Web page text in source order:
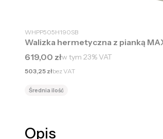
WHPP505H190SB
Walizka hermetyczna z pianką
Cena brutto
619,00 złw tym 23%VAT
Cena netto
503,25 złbez VAT
Średnia ilość
Opis